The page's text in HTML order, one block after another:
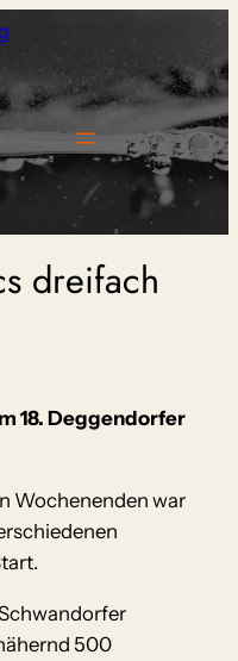
dreifach
18. Deggendorfer
Wochenenden war
500